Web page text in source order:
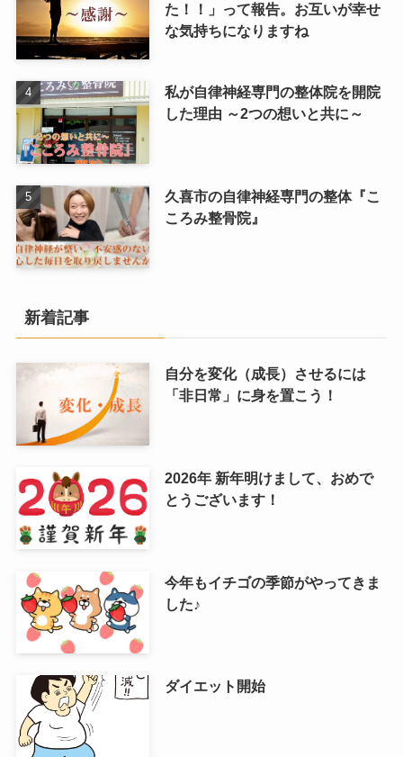
た！！」って報告。お互いが幸せ
な気持ちになりますね
私が自律神経専門の整体院を開院
した理由 ～2つの想いと共に～
久喜市の自律神経専門の整体『こ
ころみ整骨院』
新着記事
自分を変化（成長）させるには
「非日常」に身を置こう！
2026年 新年明けまして、おめで
とうございます！
今年もイチゴの季節がやってきま
した♪
ダイエット開始